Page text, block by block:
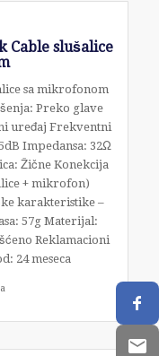
Cable slušalice
sa mikrofonom
Preko glave
uređaj Frekventni
Impedansa: 32Ω
Žične Konekcija
+ mikrofon)
karakteristike –
57g Materijal:
Reklamacioni
24 meseca